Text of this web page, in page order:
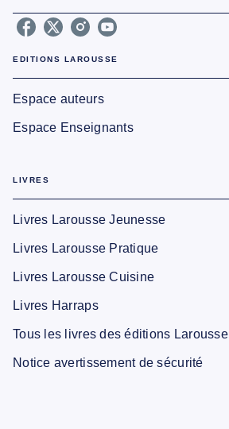
EDITIONS LAROUSSE
Espace auteurs
Espace Enseignants
LIVRES
Livres Larousse Jeunesse
Livres Larousse Pratique
Livres Larousse Cuisine
Livres Harraps
Tous les livres des éditions Larousse
Notice avertissement de sécurité